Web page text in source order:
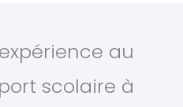
au
scolaire à